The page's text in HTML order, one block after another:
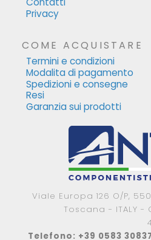
Privacy
COME ACQUISTARE
Termini e condizioni
Modalita di pagamento
Spedizioni e consegne
Resi
Garanzia sui prodotti
Viale Europa 126 O/P,
Toscana - ITALY
Telefono: +39 0583